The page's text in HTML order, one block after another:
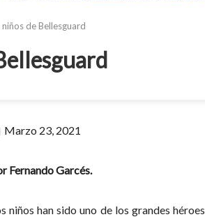
niños de Bellesguard
Marzo 23, 2021
Fernando Garcés.
niños han sido uno de los grandes